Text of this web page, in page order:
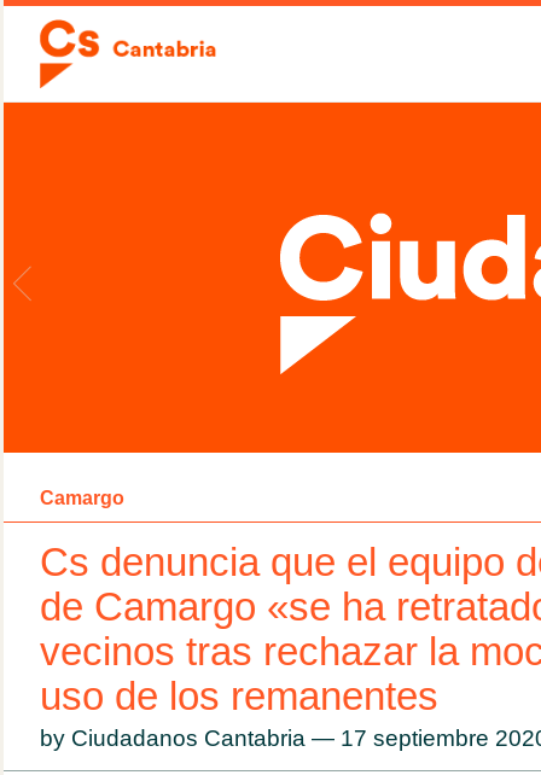
Camargo
Cs denuncia que el equipo
de Camargo «se ha
vecinos tras rechazar la
uso de los remanentes
by Ciudadanos Cantabria — 17 septiembre